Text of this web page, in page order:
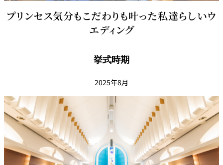
プリンセス気分もこだわりも叶った私達らしいウ
エディング
挙式時期
2025年8月